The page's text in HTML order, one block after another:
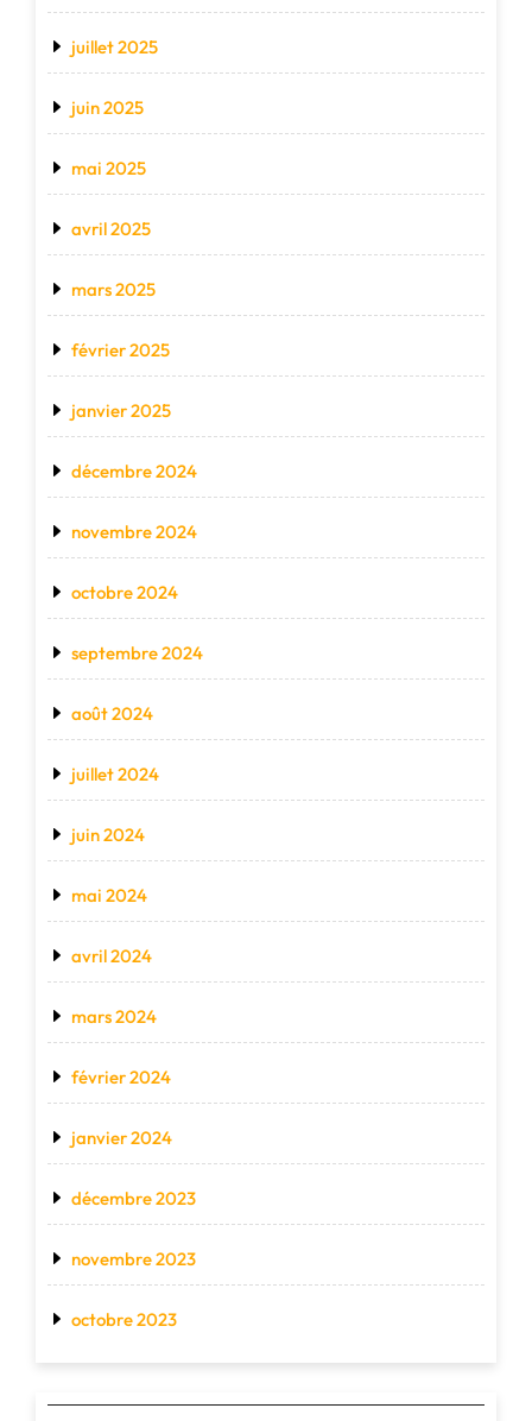
juillet 2025
juin 2025
mai 2025
avril 2025
mars 2025
février 2025
janvier 2025
décembre 2024
novembre 2024
octobre 2024
septembre 2024
août 2024
juillet 2024
juin 2024
mai 2024
avril 2024
mars 2024
février 2024
janvier 2024
décembre 2023
novembre 2023
octobre 2023